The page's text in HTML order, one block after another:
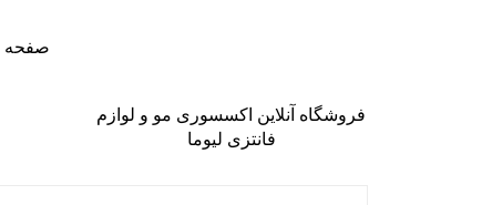
فروشگاه آنلاین اکسسوری مو و لوازم
فانتزی لیوما
صفحه